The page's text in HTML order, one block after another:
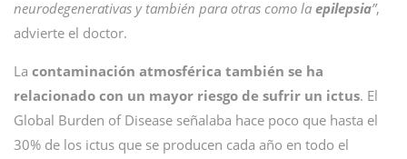
neurodegenerativas y también para otras como la epilepsia”,
advierte el doctor.
La contaminación atmosférica también se ha
relacionado con un mayor riesgo de sufrir un ictus. El
Global Burden of Disease señalaba hace poco que hasta el
30% de los ictus que se producen cada año en todo el